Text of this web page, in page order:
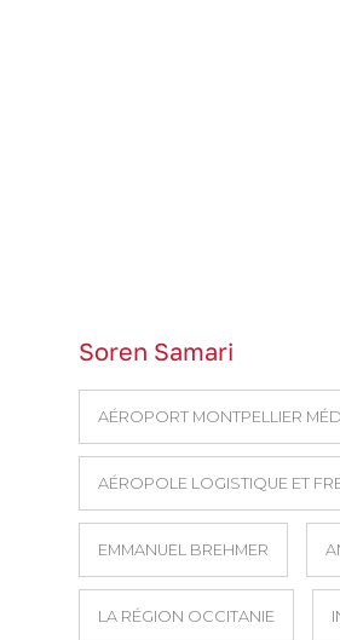
Soren Samari
AÉROPORT MONTPELLIER
AÉROPOLE LOGISTIQUE ET
EMMANUEL BREHMER
LA RÉGION OCCITANIE